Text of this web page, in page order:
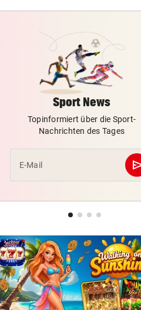
RAPID IM EUROPACUP
sonst sinkt Niveau!“
CHAMPIONS-LEAGUE-TRAUM
„Wir leben noch!“ Sturm
sich kämpferisch
„KRONE“ TRAF IHN
So offen sprach Brasilien-
vor Salzburg-Match
und neue Vorwürfe
„Wir sind froh, aber Alex
nicht zurück!“
Sport News
Topinformiert über die Sport-
Nachrichten des Tages
E-Mail